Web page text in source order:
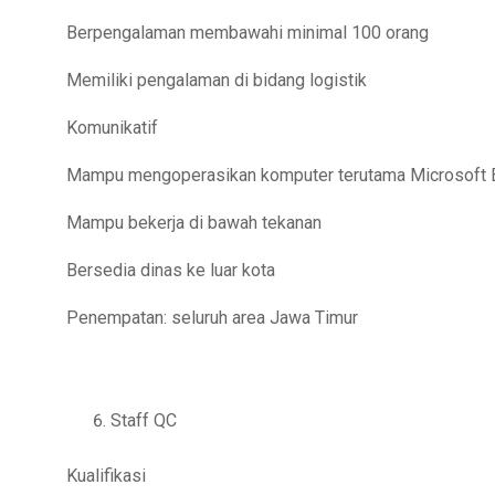
Berpengalaman membawahi minimal 100 orang
Memiliki pengalaman di bidang logistik
Komunikatif
Mampu mengoperasikan komputer terutama Microsoft
Mampu bekerja di bawah tekanan
Bersedia dinas ke luar kota
Penempatan: seluruh area Jawa Timur
Staff QC
Kualifikasi